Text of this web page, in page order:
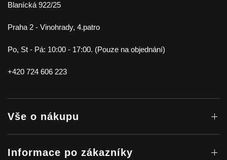
Blanícká 922/25
Praha 2 - Vinohrady, 4.patro
Po, St - Pá: 10:00 - 17:00. (Pouze na objednání)
+420 724 606 223
Vše o nákupu
Informace po zákazníky